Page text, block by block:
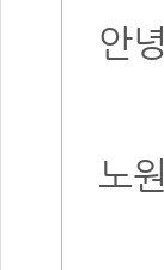
안
노